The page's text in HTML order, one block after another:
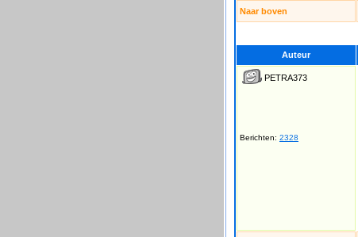
Naar boven
Auteur
PETRA373
Berichten: 2328